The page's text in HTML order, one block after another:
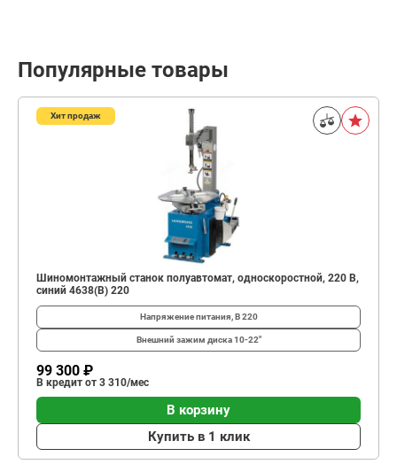
Популярные товары
Хит продаж
Шиномонтажный станок полуавтомат, односкоростной, 220 В,
синий 4638(B) 220
Напряжение питания, В220
Внешний зажим диска10-22"
99 300 ₽
В кредит от 3 310/мес
В корзину
Купить в 1 клик